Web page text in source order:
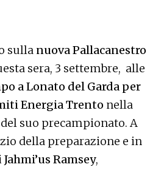
sulla nuova Pallacanestro
sera, 3 settembre, alle
a Lonato del Garda per
Energia Trento nella
suo precampionato. A
della preparazione e in
Jahmi’us Ramsey,